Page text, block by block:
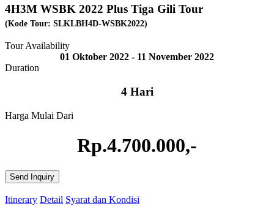
4H3M WSBK 2022 Plus Tiga Gili Tour
(Kode Tour: SLKLBH4D-WSBK2022)
Tour Availability
01 Oktober 2022 - 11 November 2022
Duration
4 Hari
Harga Mulai Dari
Rp.4.700.000,-
Send Inquiry
Itinerary Detail Syarat dan Kondisi